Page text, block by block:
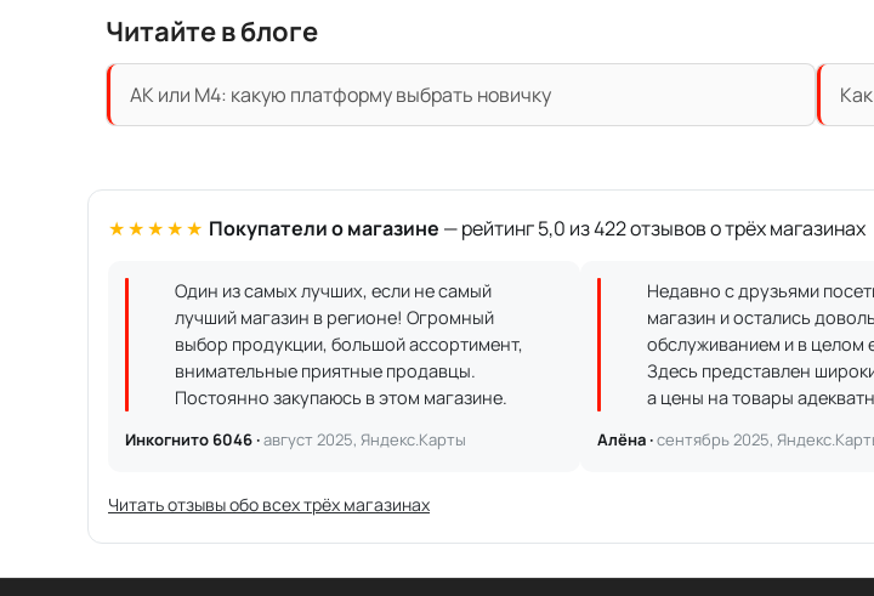
Читайте в блоге
АК или M4: какую платформу выбрать новичку
★★★★★ Покупатели о магазине — рейтинг 5,0 из 422 отзывов о трёх магазинах
Один из самых лучших, если не самый
лучший магазин в регионе! Огромный
выбор продукции, большой ассортимент,
внимательные приятные продавцы.
Постоянно закупаюсь в этом магазине.
Инкогнито 6046 ·август 2025, Яндекс.Карты
Недавно с друзьями
магазин и остались
обслуживанием и в целом
Здесь представлен
а цены на товары
Алёна ·сентябрь 2025,
Читать отзывы обо всех трёх магазинах